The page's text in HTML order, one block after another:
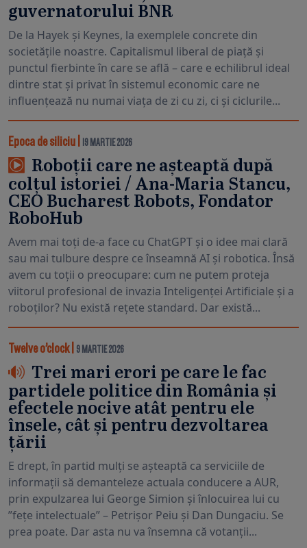
guvernatorului BNR
De la Hayek și Keynes, la exemplele concrete din
societățile noastre. Capitalismul liberal de piață și
punctul fierbinte în care se află – care e echilibrul ideal
dintre stat și privat în sistemul economic care ne
influențează nu numai viața de zi cu zi, ci și ciclurile...
Epoca de siliciu 19 MARTIE 2026
Roboții care ne așteaptă după
colțul istoriei / Ana-Maria Stancu,
CEO Bucharest Robots, Fondator
RoboHub
Avem mai toți de-a face cu ChatGPT și o idee mai clară
sau mai tulbure despre ce înseamnă AI și robotica. Însă
avem cu toții o preocupare: cum ne putem proteja
viitorul profesional de invazia Inteligenței Artificiale și a
roboților? Nu există rețete standard. Dar există...
Twelve o’clock| 9 MARTIE 2026
Trei mari erori pe care le fac
partidele politice din România și
efectele nocive atât pentru ele
însele, cât și pentru dezvoltarea
țării
E drept, în partid mulți se așteaptă ca serviciile de
informații să demanteleze actuala conducere a AUR,
prin expulzarea lui George Simion și înlocuirea lui cu
”fețe intelectuale” – Petrișor Peiu și Dan Dungaciu. Se
prea poate. Dar asta nu va însemna că votanții...